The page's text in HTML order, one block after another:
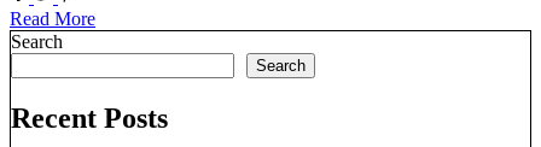
Read More
Search
Search
Recent Posts